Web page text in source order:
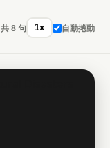
共 8 句 1x 自動捲動